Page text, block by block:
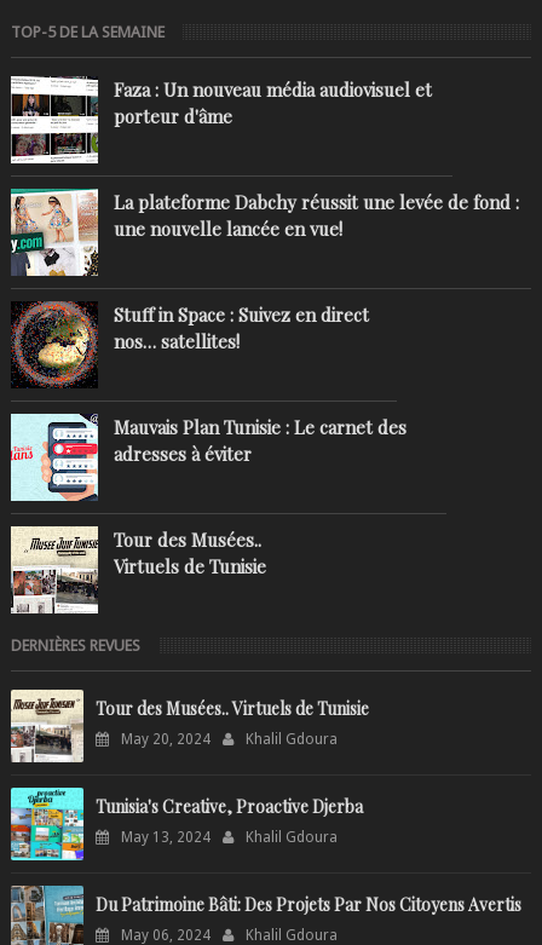
TOP-5 DE LA SEMAINE
Faza : Un nouveau média audiovisuel et
porteur d'âme
La plateforme Dabchy réussit une levée de fond :
une nouvelle lancée en vue!
Stuff in Space : Suivez en direct
nos… satellites!
Mauvais Plan Tunisie : Le carnet des
adresses à éviter
Tour des Musées..
Virtuels de Tunisie
DERNIÈRES REVUES
Tour des Musées.. Virtuels de Tunisie
May 20, 2024 Khalil Gdoura
Tunisia's Creative, Proactive Djerba
May 13, 2024 Khalil Gdoura
Du Patrimoine Bâti: Des Projets Par Nos Citoyens Avertis
May 06, 2024 Khalil Gdoura